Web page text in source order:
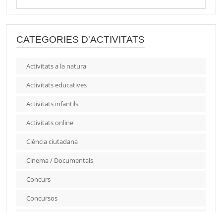
CATEGORIES D'ACTIVITATS
Activitats a la natura
Activitats educatives
Activitats infantils
Activitats online
Ciència ciutadana
Cinema / Documentals
Concurs
Concursos